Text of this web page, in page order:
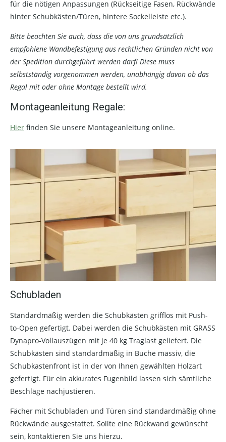
für die nötigen Anpassungen (Rückseitige Fasen, Rückwände
hinter Schubkästen/Türen, hintere Sockelleiste etc.).
Bitte beachten Sie auch, dass die von uns grundsätzlich
empfohlene Wandbefestigung aus rechtlichen Gründen nicht von
der Spedition durchgeführt werden darf! Diese muss
selbstständig vorgenommen werden, unabhängig davon ob das
Regal mit oder ohne Montage bestellt wird.
Montageanleitung Regale:
Hier finden Sie unsere Montageanleitung online.
Schubladen
Standardmäßig werden die Schubkästen grifflos mit Push-
to-Open gefertigt. Dabei werden die Schubkästen mit GRASS
Dynapro-Vollauszügen mit je 40 kg Traglast geliefert. Die
Schubkästen sind standardmäßig in Buche massiv, die
Schubkastenfront ist in der von Ihnen gewählten Holzart
gefertigt. Für ein akkurates Fugenbild lassen sich sämtliche
Beschläge nachjustieren.
Fächer mit Schubladen und Türen sind standardmäßig ohne
Rückwände ausgestattet. Sollte eine Rückwand gewünscht
sein, kontaktieren Sie uns hierzu.